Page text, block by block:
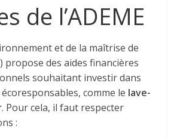
de l’ADEME
et de la maîtrise de
propose des aides financières
souhaitant investir dans
comme le lave-
. Pour cela, il faut respecter
: